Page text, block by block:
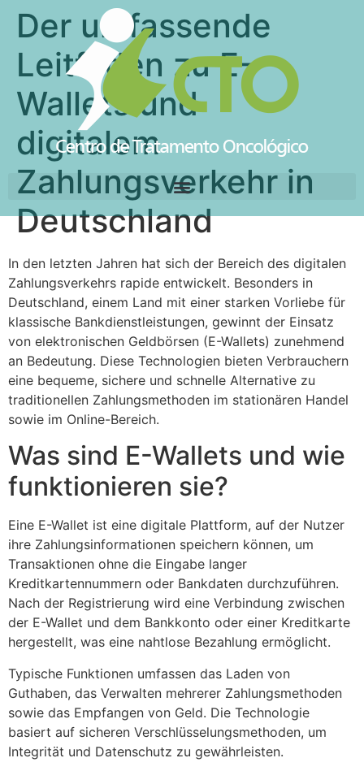
Der umfassende
Leitfaden zu E-
Wallets und
digitalem
Zahlungsverkehr in
Deutschland
In den letzten Jahren hat sich der Bereich des digitalen
Zahlungsverkehrs rapide entwickelt. Besonders in
Deutschland, einem Land mit einer starken Vorliebe für
klassische Bankdienstleistungen, gewinnt der Einsatz
von elektronischen Geldbörsen (E-Wallets) zunehmend
an Bedeutung. Diese Technologien bieten Verbrauchern
eine bequeme, sichere und schnelle Alternative zu
traditionellen Zahlungsmethoden im stationären Handel
sowie im Online-Bereich.
Was sind E-Wallets und wie
funktionieren sie?
Eine E-Wallet ist eine digitale Plattform, auf der Nutzer
ihre Zahlungsinformationen speichern können, um
Transaktionen ohne die Eingabe langer
Kreditkartennummern oder Bankdaten durchzuführen.
Nach der Registrierung wird eine Verbindung zwischen
der E-Wallet und dem Bankkonto oder einer Kreditkarte
hergestellt, was eine nahtlose Bezahlung ermöglicht.
Typische Funktionen umfassen das Laden von
Guthaben, das Verwalten mehrerer Zahlungsmethoden
sowie das Empfangen von Geld. Die Technologie
basiert auf sicheren Verschlüsselungsmethoden, um
Integrität und Datenschutz zu gewährleisten.